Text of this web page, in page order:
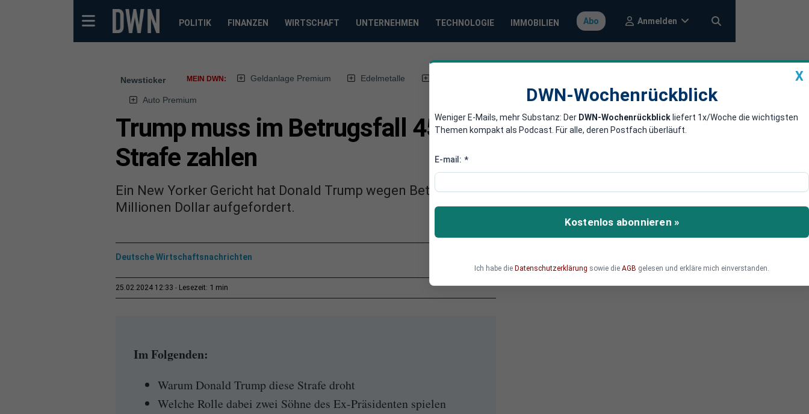
POLITIK FINANZEN WIRTSCHAFT UNTERNEHMEN TECHNOLOGIE IMMOBILIEN Abo Anmelden
Newsticker MEIN DWN: Geldanlage Premium Edelmetalle
Auto Premium
Trump muss im Betrugsfall 454 Millionen Dollar
Strafe zahlen
Ein New Yorker Gericht hat Donald Trump wegen Betrugs zu einer Strafzahlung von 454
Millionen Dollar aufgefordert.
Deutsche Wirtschaftsnachrichten
25.02.2024 12:33 Lesezeit: 1 min
Im Folgenden:
Warum Donald Trump diese Strafe droht
Welche Rolle dabei zwei Söhne des Ex-Präsidenten spielen
X
DWN-Wochenrückblick
Weniger E-Mails, mehr Substanz: Der DWN-Wochenrückblick liefert 1x/Woche die wichtigsten
Themen kompakt als Podcast. Für alle, deren Postfach überläuft.
E-mail: *
Kostenlos abonnieren »
Ich habe die Datenschutzerklärung sowie die AGB gelesen und erkläre mich einverstanden.